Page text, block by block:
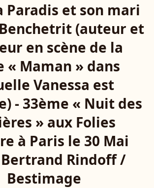
Paradis et son mari
(auteur et
en scène de la
« Maman » dans
Vanessa est
- 33ème « Nuit des
» aux Folies
à Paris le 30 Mai
Bertrand Rindoff /
Bestimage